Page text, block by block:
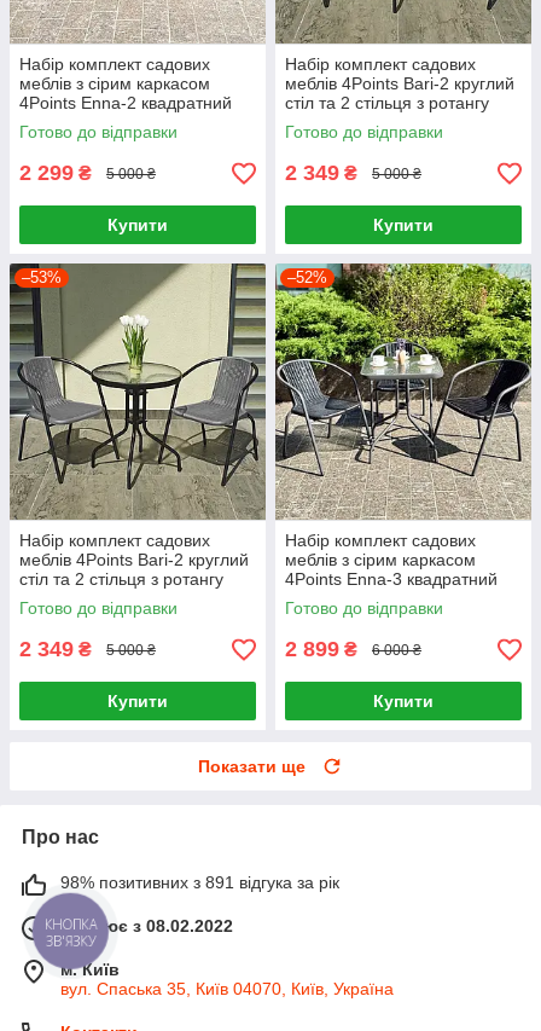
Набір комплект садових
меблів з сірим каркасом
4Points Enna-2 квадратний
стіл і 2 крісла з ротанга для
саду кафе Сірий
Готово до відправки
2 299 ₴ 5 000 ₴
Купити
Набір комплект садових
меблів 4Points Bari-2 круглий
стіл та 2 стільця з ротангу
для саду кафе тераси вулиці
Готово до відправки
2 349 ₴ 5 000 ₴
Купити
–53%
Набір комплект садових
меблів 4Points Bari-2 круглий
стіл та 2 стільця з ротангу
для саду кафе тераси вулиці
Готово до відправки
2 349 ₴ 5 000 ₴
Купити
–52%
Набір комплект садових
меблів з сірим каркасом
4Points Enna-3 квадратний
стіл і 3 крісла з ротанга для
саду кафе Чорний
Готово до відправки
2 899 ₴ 6 000 ₴
Купити
Показати ще
Про нас
98% позитивних з 891 відгука за рік
Працює з 08.02.2022
м. Київ
вул. Спаська 35, Київ 04070, Київ, Україна
КНОПКА
ЗВ'ЯЗКУ